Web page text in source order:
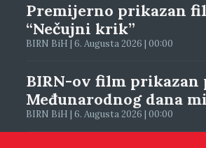
Premijerno prikazan
“Nečujni krik”
BIRN BiH | 6. Augusta 2026 | 00:00
BIRN-ov film prikazan
Međunarodnog dana
BIRN BiH | 6. Augusta 2026 | 00:00